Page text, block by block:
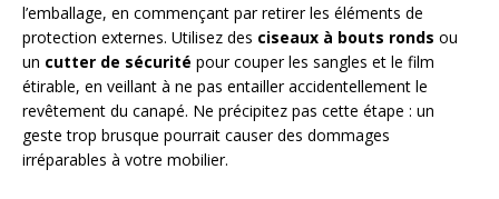
l’emballage, en commençant par retirer les éléments de
protection externes. Utilisez des ciseaux à bouts ronds ou
un cutter de sécurité pour couper les sangles et le film
étirable, en veillant à ne pas entailler accidentellement le
revêtement du canapé. Ne précipitez pas cette étape : un
geste trop brusque pourrait causer des dommages
irréparables à votre mobilier.